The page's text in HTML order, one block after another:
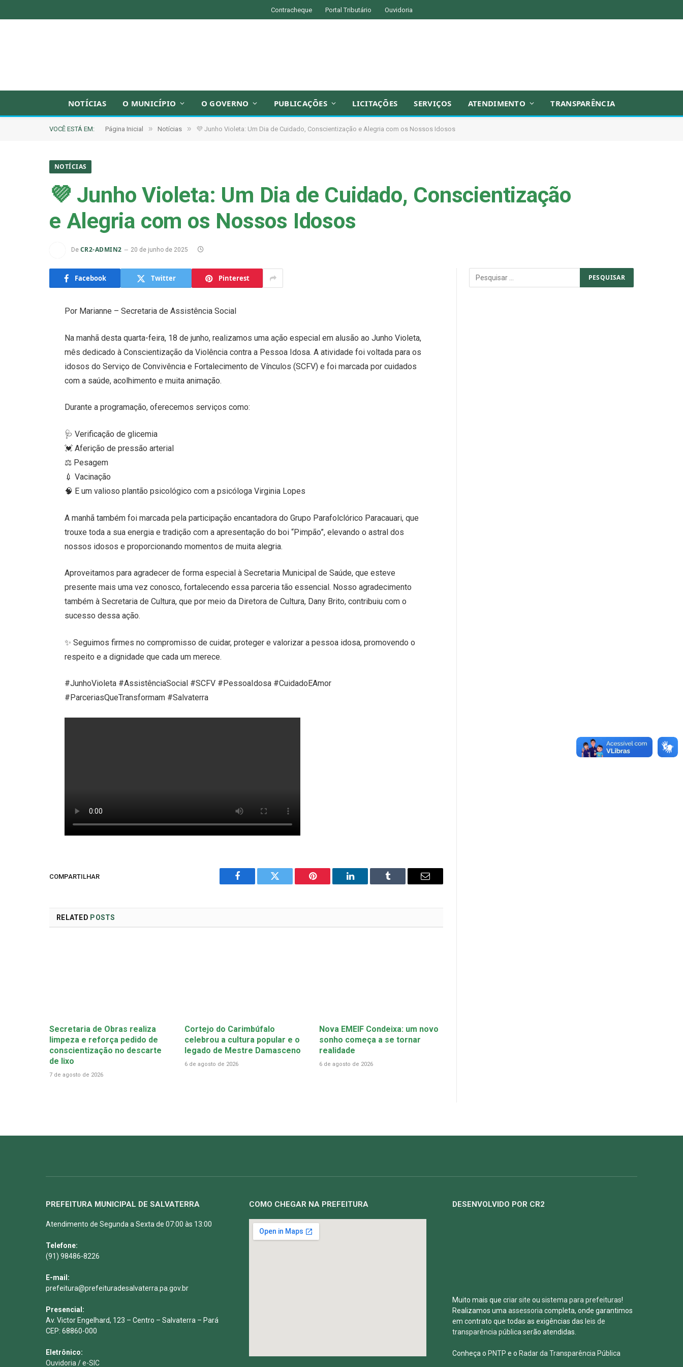
Contracheque Portal Tributário Ouvidoria
NOTÍCIAS O MUNICÍPIO O GOVERNO PUBLICAÇÕES LICITAÇÕES SERVIÇOS ATENDIMENTO TRANSPARÊNCIA
VOCÊ ESTÁ EM: Página Inicial » Notícias » 💜 Junho Violeta: Um Dia de Cuidado, Conscientização e Alegria com os Nossos Idosos
NOTÍCIAS
💜 Junho Violeta: Um Dia de Cuidado, Conscientização
e Alegria com os Nossos Idosos
De CR2-ADMIN2 20 de junho de 2025
Facebook Twitter Pinterest
Por Marianne – Secretaria de Assistência Social
Na manhã desta quarta-feira, 18 de junho, realizamos uma ação especial em alusão ao Junho Violeta,
mês dedicado à Conscientização da Violência contra a Pessoa Idosa. A atividade foi voltada para os
idosos do Serviço de Convivência e Fortalecimento de Vínculos (SCFV) e foi marcada por cuidados
com a saúde, acolhimento e muita animação.
Durante a programação, oferecemos serviços como:
🩺 Verificação de glicemia
💓 Aferição de pressão arterial
⚖ Pesagem
💉 Vacinação
🧠 E um valioso plantão psicológico com a psicóloga Virginia Lopes
A manhã também foi marcada pela participação encantadora do Grupo Parafolclórico Paracauari, que
trouxe toda a sua energia e tradição com a apresentação do boi “Pimpão”, elevando o astral dos
nossos idosos e proporcionando momentos de muita alegria.
Aproveitamos para agradecer de forma especial à Secretaria Municipal de Saúde, que esteve
presente mais uma vez conosco, fortalecendo essa parceria tão essencial. Nosso agradecimento
também à Secretaria de Cultura, que por meio da Diretora de Cultura, Dany Brito, contribuiu com o
sucesso dessa ação.
✨ Seguimos firmes no compromisso de cuidar, proteger e valorizar a pessoa idosa, promovendo o
respeito e a dignidade que cada um merece.
#JunhoVioleta #AssistênciaSocial #SCFV #PessoaIdosa #CuidadoEAmor
#ParceriasQueTransformam #Salvaterra
COMPARTILHAR
Facebook Twitter Pinterest LinkedIn Tumblr Email
RELATED POSTS
Secretaria de Obras realiza
limpeza e reforça pedido de
conscientização no descarte
de lixo
7 de agosto de 2026
Cortejo do Carimbúfalo
celebrou a cultura popular e o
legado de Mestre Damasceno
6 de agosto de 2026
Nova EMEIF Condeixa: um novo
sonho começa a se tornar
realidade
6 de agosto de 2026
PREFEITURA MUNICIPAL DE SALVATERRA
Atendimento de Segunda a Sexta de 07:00 às 13:00
Telefone:
(91) 98486-8226
E-mail:
prefeitura@prefeituradesalvaterra.pa.gov.br
Presencial:
Av. Victor Engelhard, 123 – Centro – Salvaterra – Pará
CEP: 68860-000
Eletrônico:
Ouvidoria /e-SIC
COMO CHEGAR NA PREFEITURA DESENVOLVIDO POR CR2
Muito mais que criar site ou sistema para prefeituras!
Realizamos uma assessoria completa, onde garantimos
em contrato que todas as exigências das leis de
transparência pública serão atendidas.
Conheça o PNTP e o Radar da Transparência Pública